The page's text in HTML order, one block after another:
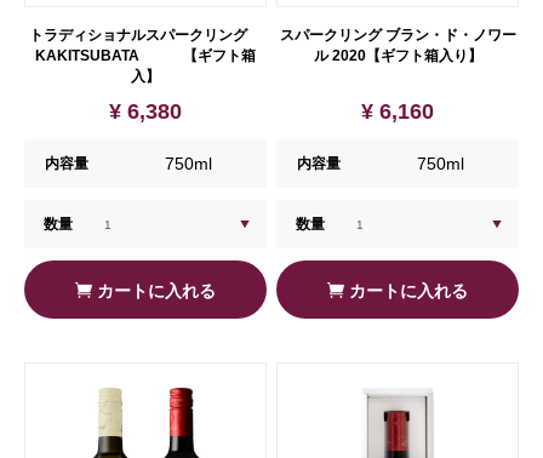
トラディショナルスパークリング
KAKITSUBATA 【ギフト箱
入】
¥ 6,380
内容量 750ml
数量
カートに入れる
スパークリング ブラン・ド・ノワー
ル 2020【ギフト箱入り】
¥ 6,160
内容量 750ml
数量
カートに入れる